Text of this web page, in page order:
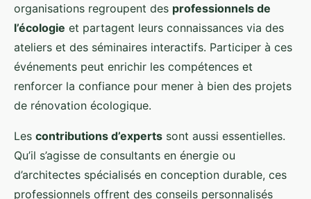
organisations regroupent des professionnels de
l’écologie et partagent leurs connaissances via des
ateliers et des séminaires interactifs. Participer à ces
événements peut enrichir les compétences et
renforcer la confiance pour mener à bien des projets
de rénovation écologique.
Les contributions d’experts sont aussi essentielles.
Qu’il s’agisse de consultants en énergie ou
d’architectes spécialisés en conception durable, ces
professionnels offrent des conseils personnalisés